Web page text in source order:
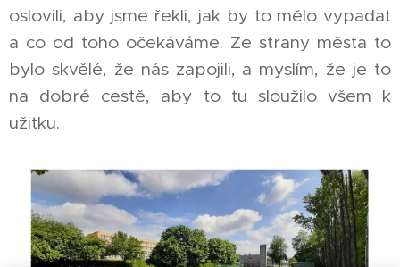
oslovili, aby jsme řekli, jak by to mělo vypadat
a co od toho očekáváme. Ze strany města to
bylo skvělé, že nás zapojili, a myslím, že je to
na dobré cestě, aby to tu sloužilo všem k
užitku.